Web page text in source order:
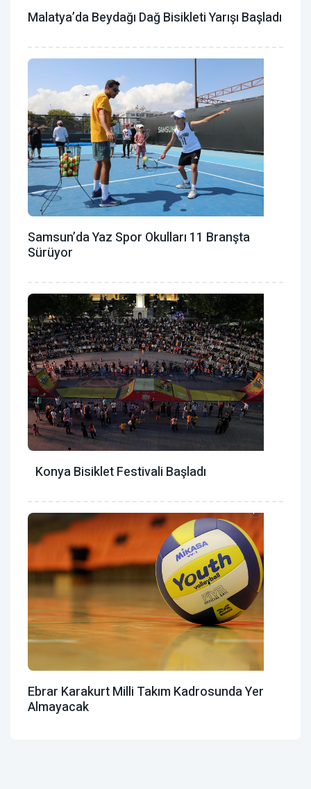
Malatya’da Beydağı Dağ Bisikleti Yarışı Başladı
Samsun’da Yaz Spor Okulları 11 Branşta
Sürüyor
Konya Bisiklet Festivali Başladı
Ebrar Karakurt Milli Takım Kadrosunda Yer
Almayacak